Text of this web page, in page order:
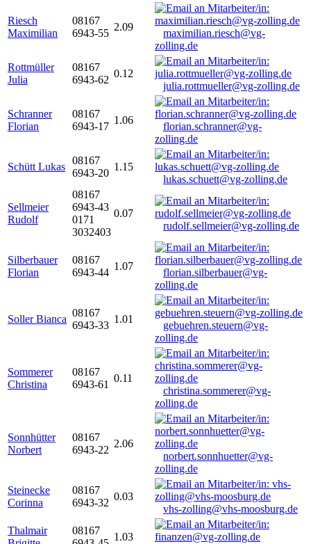
Riesch
Maximilian
08167
6943-55
2.09
maximilian.riesch@vg-
zolling.de
Rottmüller
Julia
08167
6943-62
0.12
julia.rottmueller@vg-zolling.de
Schranner
Florian
08167
6943-17
1.06
florian.schranner@vg-
zolling.de
Schütt Lukas
08167
6943-20
1.15
lukas.schuett@vg-zolling.de
Sellmeier
Rudolf
08167
6943-43
0171
3032403
0.07
rudolf.sellmeier@vg-zolling.de
Silberbauer
Florian
08167
6943-44
1.07
florian.silberbauer@vg-
zolling.de
Soller Bianca
08167
6943-33
1.01
gebuehren.steuern@vg-
zolling.de
Sommerer
Christina
08167
6943-61
0.11
christina.sommerer@vg-
zolling.de
Sonnhütter
Norbert
08167
6943-22
2.06
norbert.sonnhuetter@vg-
zolling.de
Steinecke
Corinna
08167
6943-32
0.03
vhs-zolling@vhs-moosburg.de
Thalmair
08167
1.03